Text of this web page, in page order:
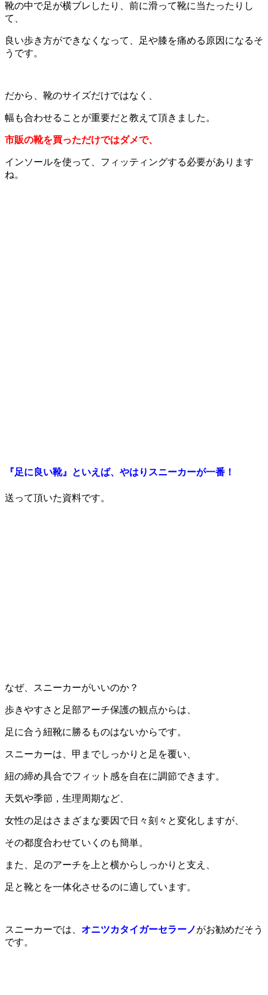
靴の中で足が横ブレしたり、前に滑って靴に当たったりし
て、
良い歩き方ができなくなって、足や膝を痛める原因になるそ
うです。
だから、靴のサイズだけではなく、
幅も合わせることが重要だと教えて頂きました。
市販の靴を買っただけではダメで、
インソールを使って、フィッティングする必要があります
ね。
『足に良い靴』といえば、やはりスニーカーが一番！
送って頂いた資料です。
なぜ、スニーカーがいいのか？
歩きやすさと足部アーチ保護の観点からは、
足に合う紐靴に勝るものはないからです。
スニーカーは、甲までしっかりと足を覆い、
紐の締め具合でフィット感を自在に調節できます。
天気や季節，生理周期など、
女性の足はさまざまな要因で日々刻々と変化しますが、
その都度合わせていくのも簡単。
また、足のアーチを上と横からしっかりと支え、
足と靴とを一体化させるのに適しています。
スニーカーでは、 オニツカタイガーセラーノがお勧めだそう
です。